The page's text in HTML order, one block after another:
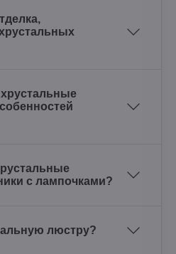
с лампочками?
люстру?